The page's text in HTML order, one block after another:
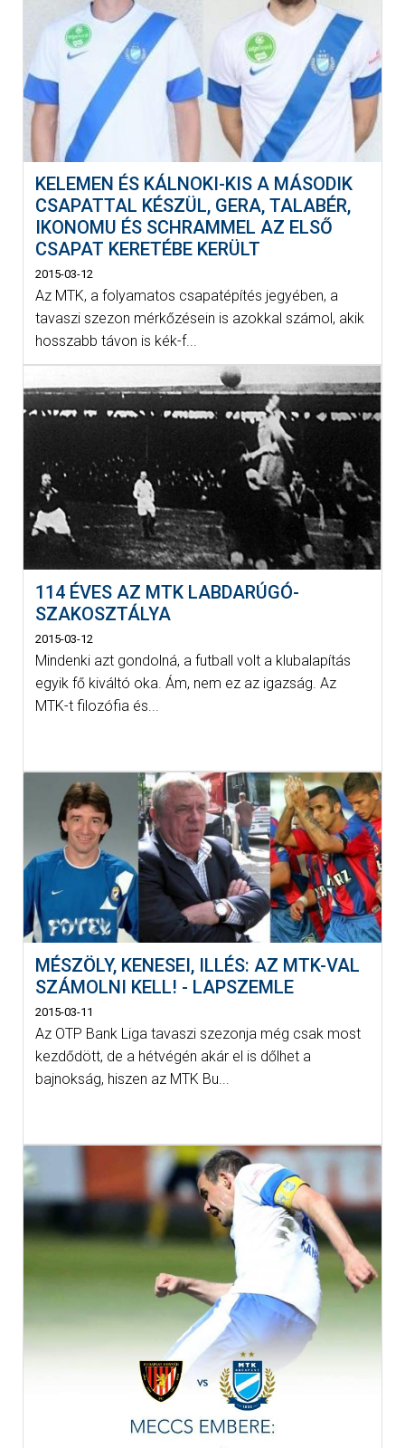
KELEMEN ÉS KÁLNOKI-KIS A MÁSODIK
CSAPATTAL KÉSZÜL, GERA, TALABÉR,
IKONOMU ÉS SCHRAMMEL AZ ELSŐ
CSAPAT KERETÉBE KERÜLT
2015-03-12
Az MTK, a folyamatos csapatépítés jegyében, a
tavaszi szezon mérkőzésein is azokkal számol, akik
hosszabb távon is kék-f...
114 ÉVES AZ MTK LABDARÚGÓ-
SZAKOSZTÁLYA
2015-03-12
Mindenki azt gondolná, a futball volt a klubalapítás
egyik fő kiváltó oka. Ám, nem ez az igazság. Az
MTK-t filozófia és...
MÉSZÖLY, KENESEI, ILLÉS: AZ MTK-VAL
SZÁMOLNI KELL! - LAPSZEMLE
2015-03-11
Az OTP Bank Liga tavaszi szezonja még csak most
kezdődött, de a hétvégén akár el is dőlhet a
bajnokság, hiszen az MTK Bu...